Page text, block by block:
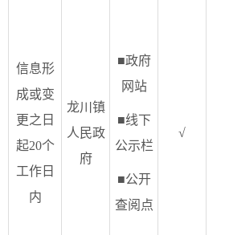
信息形
成或变
更之日
起20个
工作日
内
龙川镇
人民政
府
■政府
网站
■线下
公示栏
■公开
查阅点
√